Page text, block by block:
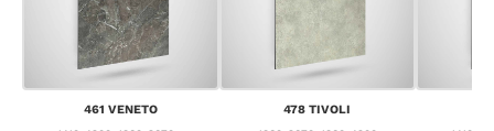
461 VENETO 478 TIVOLI